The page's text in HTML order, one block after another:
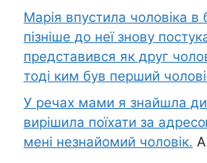
Марія впустила чоловіка в
пізніше до неї знову
представився як друг
тоді ким був перший
У речах мами я знайшла
вирішила поїхати за
мені незнайомий чоловік.